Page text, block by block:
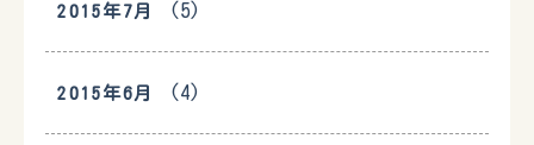
2015年7月 (5)
2015年6月 (4)